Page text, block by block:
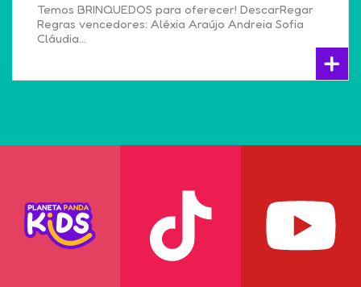
Temos BRINQUEDOS para oferecer! DescarRegar
Regras vencedores: Aléxia Araújo Andreia Sofia
Cláudia…
+